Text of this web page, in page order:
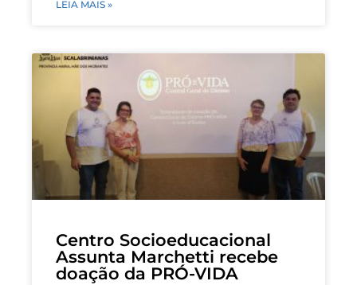
LEIA MAIS »
Centro Socioeducacional
Assunta Marchetti recebe
doação da PRÓ-VIDA